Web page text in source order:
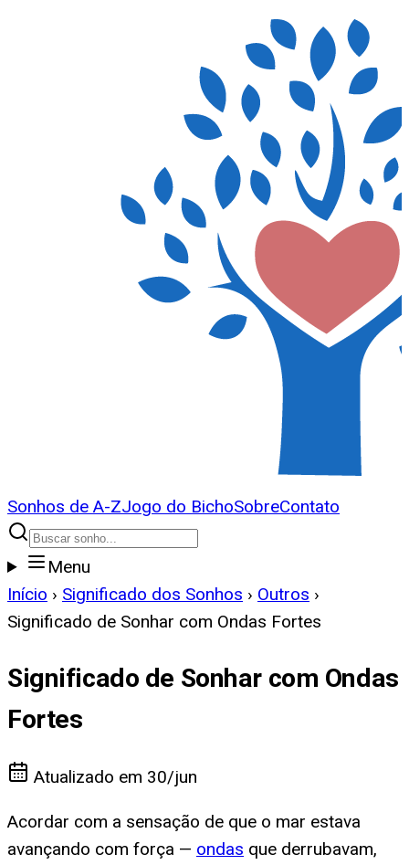
Sonhos de A-ZJogo do BichoSobreContato
Menu
Início › Significado dos Sonhos › Outros ›
Significado de Sonhar com Ondas Fortes
Significado de Sonhar com Ondas
Fortes
Atualizado em 30/jun
Acordar com a sensação de que o mar estava
avançando com força — ondas que derrubavam,